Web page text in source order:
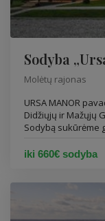
Sodyba
Molėtų rajonas
URSA MANOR
Didžiųjų ir Mažųjų
Sodybą sukūrėme
iki 660€ sodyba